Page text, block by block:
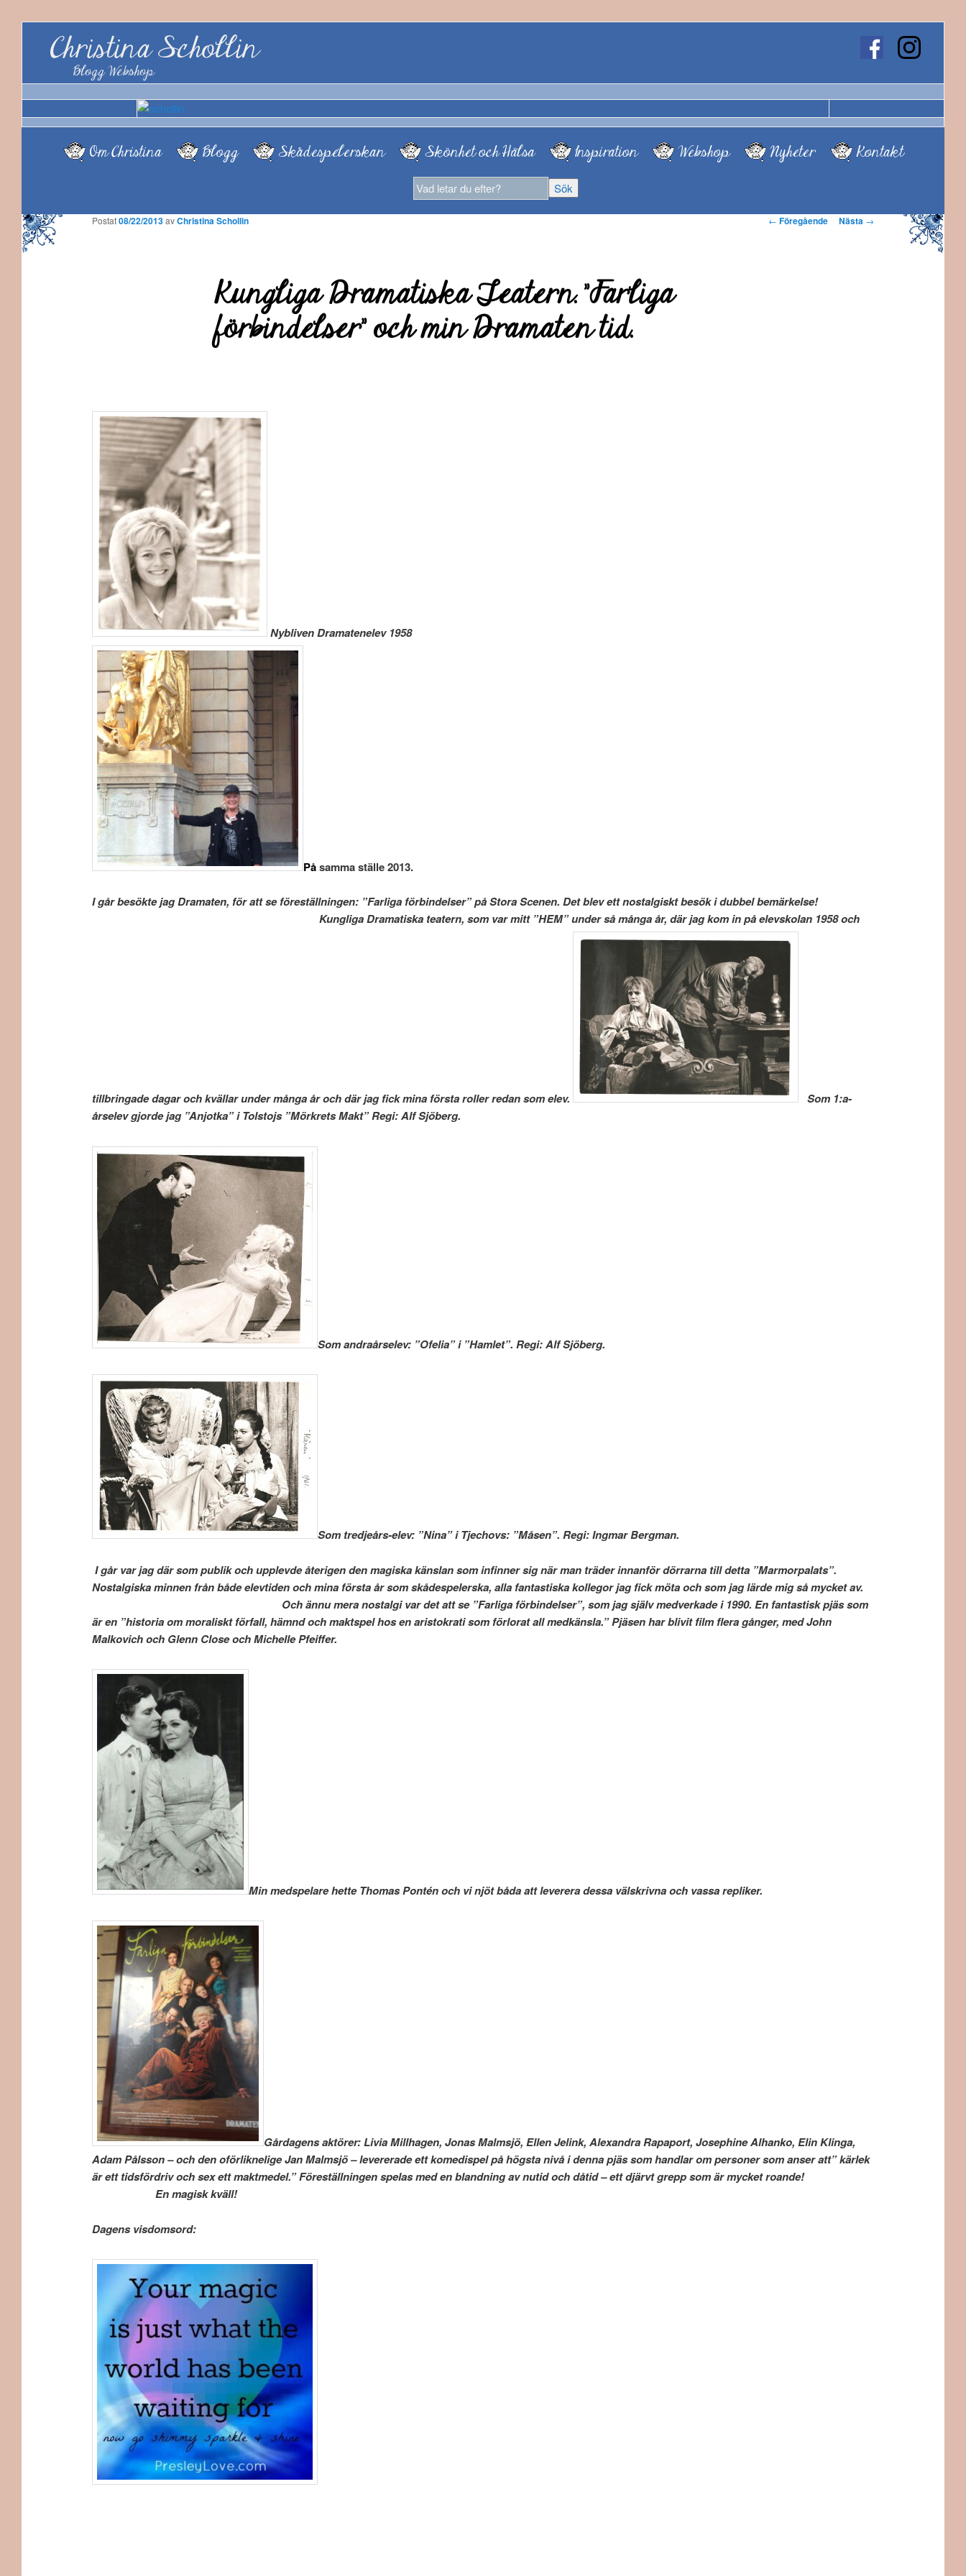
Christina Schollin
Blogg Webshop
Om Christina Blogg Skådespelerskan Skönhet och Hälsa Inspiration Webshop Nyheter Kontakt
Inläggsnavigering
← Föregående Nästa →
Kungliga Dramatiska Teatern. ”Farliga
förbindelser” och min Dramaten tid.
Postat08/22/2013 avChristina Schollin
Nybliven Dramatenelev 1958
Påsamma ställe 2013.
I går besökte jag Dramaten, för att se föreställningen: ”Farliga förbindelser” på Stora Scenen. Det blev ett nostalgiskt besök i dubbel bemärkelse!
Kungliga Dramatiska teatern, som var mitt ”HEM” under så många år, där jag kom in på elevskolan 1958 och
tillbringade dagar och kvällar under många år och där jag fick mina första roller redan som elev.
Som 1:a-
årselev gjorde jag ”Anjotka” i Tolstojs ”Mörkrets Makt” Regi: Alf Sjöberg.
Som andraårselev: ”Ofelia” i ”Hamlet”. Regi: Alf Sjöberg.
Som tredjeårs-elev: ”Nina” i Tjechovs: ”Måsen”. Regi: Ingmar Bergman.
I går var jag där som publik och upplevde återigen den magiska känslan som infinner sig när man träder innanför dörrarna till detta ”Marmorpalats”.
Nostalgiska minnen från både elevtiden och mina första år som skådespelerska, alla fantastiska kollegor jag fick möta och som jag lärde mig så mycket av.
Och ännu mera nostalgi var det att se ”Farliga förbindelser”, som jag själv medverkade i 1990. En fantastisk pjäs som
är en ”historia om moraliskt förfall, hämnd och maktspel hos en aristokrati som förlorat all medkänsla.” Pjäsen har blivit film flera gånger, med John
Malkovich och Glenn Close och Michelle Pfeiffer.
Min medspelare hette Thomas Pontén och vi njöt båda att leverera dessa välskrivna och vassa repliker.
Gårdagens aktörer: Livia Millhagen, Jonas Malmsjö, Ellen Jelink, Alexandra Rapaport, Josephine Alhanko, Elin Klinga,
Adam Pålsson – och den oförliknelige Jan Malmsjö – levererade ett komedispel på högsta nivå i denna pjäs som handlar om personer som anser att” kärlek
är ett tidsfördriv och sex ett maktmedel.” Föreställningen spelas med en blandning av nutid och dåtid – ett djärvt grepp som är mycket roande!
En magisk kväll!
Dagens visdomsord: